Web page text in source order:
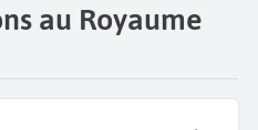
au Royaume